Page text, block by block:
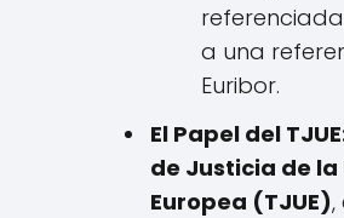
referenciada
a una
Euribor.
El Papel del
de Justicia de la
Europea (TJUE),